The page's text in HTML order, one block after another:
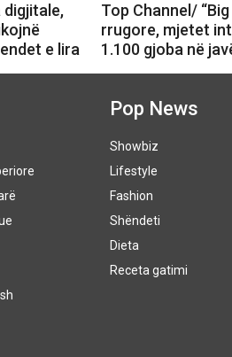
digjitale,
e lira
Top Channel/
rrugore, mjetet
1.100 gjoba në
Pop News
Showbiz
Lifestyle
Fashion
Shëndeti
Dieta
Receta gatimi